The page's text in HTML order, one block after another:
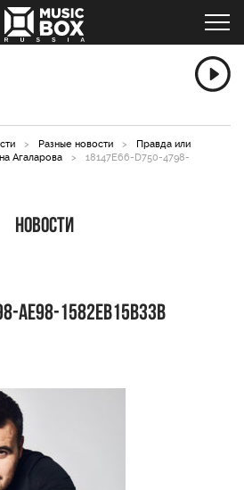
> Разные новости >
Правда или
Агаларова
>
18147E66-D750-4798-
Новости
AE98-1582EB15B33B